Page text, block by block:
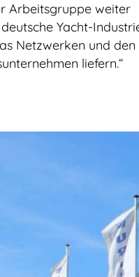
Arbeitsgruppe weiter
Yacht-
Netzwerken und den
liefern.“